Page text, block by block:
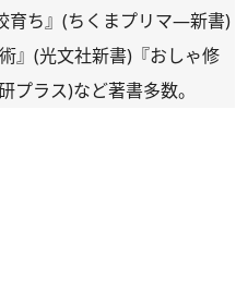
育ち』(ちくまプリマ―新書)
』(光文社新書)『おしゃ修
プラス)など著書多数。